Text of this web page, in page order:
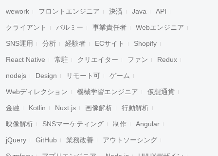
wework フロントエンジニア 決済 Java API
クライアント パルミー 事業責任者 Webエンジニア
SNS運用 分析 経験者 ECサイト Shopify
React Native 常駐 クリエイター ファン Redux
nodejs Design リモート可 ゲーム
Webディレクション 機械学習エンジニア 仮想通貨
金融 Kotlin Nuxt.js 画像解析 行動解析
映像解析 SNSマーケティング 制作 Angular
jQuery GitHub 業務改善 アウトソーシング